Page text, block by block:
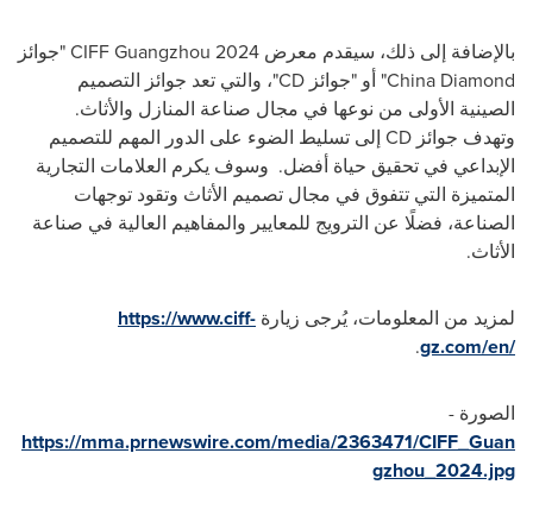
بالإضافة إلى ذلك، سيقدم معرض CIFF Guangzhou 2024 "جوائز
China Diamond
" أو "جوائز CD"، والتي تعد جوائز التصميم
الصينية الأولى من نوعها في مجال صناعة المنازل والأثاث.
وتهدف جوائز CD إلى تسليط الضوء على الدور المهم للتصميم
الإبداعي في تحقيق حياة أفضل. وسوف يكرم العلامات التجارية
المتميزة التي تتفوق في مجال تصميم الأثاث وتقود توجهات
الصناعة، فضلًا عن الترويج للمعايير والمفاهيم العالية في صناعة
الأثاث.
لمزيد من المعلومات، يُرجى زيارة https://www.ciff-
gz.com/en/
.
الصورة -
https://mma.prnewswire.com/media/2363471/CIFF_Guan
gzhou_2024.jpg